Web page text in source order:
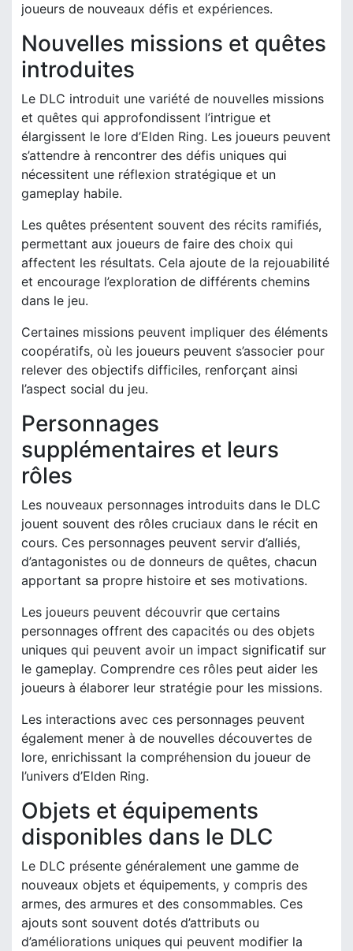
joueurs de nouveaux défis et expériences.
Nouvelles missions et quêtes
introduites
Le DLC introduit une variété de nouvelles missions
et quêtes qui approfondissent l’intrigue et
élargissent le lore d’Elden Ring. Les joueurs peuvent
s’attendre à rencontrer des défis uniques qui
nécessitent une réflexion stratégique et un
gameplay habile.
Les quêtes présentent souvent des récits ramifiés,
permettant aux joueurs de faire des choix qui
affectent les résultats. Cela ajoute de la rejouabilité
et encourage l’exploration de différents chemins
dans le jeu.
Certaines missions peuvent impliquer des éléments
coopératifs, où les joueurs peuvent s’associer pour
relever des objectifs difficiles, renforçant ainsi
l’aspect social du jeu.
Personnages
supplémentaires et leurs
rôles
Les nouveaux personnages introduits dans le DLC
jouent souvent des rôles cruciaux dans le récit en
cours. Ces personnages peuvent servir d’alliés,
d’antagonistes ou de donneurs de quêtes, chacun
apportant sa propre histoire et ses motivations.
Les joueurs peuvent découvrir que certains
personnages offrent des capacités ou des objets
uniques qui peuvent avoir un impact significatif sur
le gameplay. Comprendre ces rôles peut aider les
joueurs à élaborer leur stratégie pour les missions.
Les interactions avec ces personnages peuvent
également mener à de nouvelles découvertes de
lore, enrichissant la compréhension du joueur de
l’univers d’Elden Ring.
Objets et équipements
disponibles dans le DLC
Le DLC présente généralement une gamme de
nouveaux objets et équipements, y compris des
armes, des armures et des consommables. Ces
ajouts sont souvent dotés d’attributs ou
d’améliorations uniques qui peuvent modifier la